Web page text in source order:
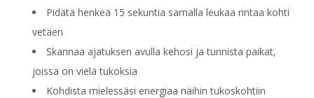
Pidätä henkeä 15 sekuntia samalla leukaa rintaa kohti
vetäen
Skannaa ajatuksen avulla kehosi ja tunnista paikat,
joissa on vielä tukoksia
Kohdista mielessäsi energiaa näihin tukoskohtiin